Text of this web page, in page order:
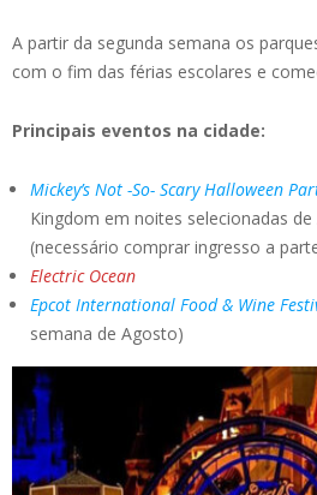
A partir da segunda semana os
com o fim das férias escolares e
Principais eventos na cidade:
Mickey’s Not -So- Scary Halloween
Kingdom em noites selecionadas
(necessário comprar ingresso a
Electric Ocean
Epcot International Food & Wine
semana de Agosto)